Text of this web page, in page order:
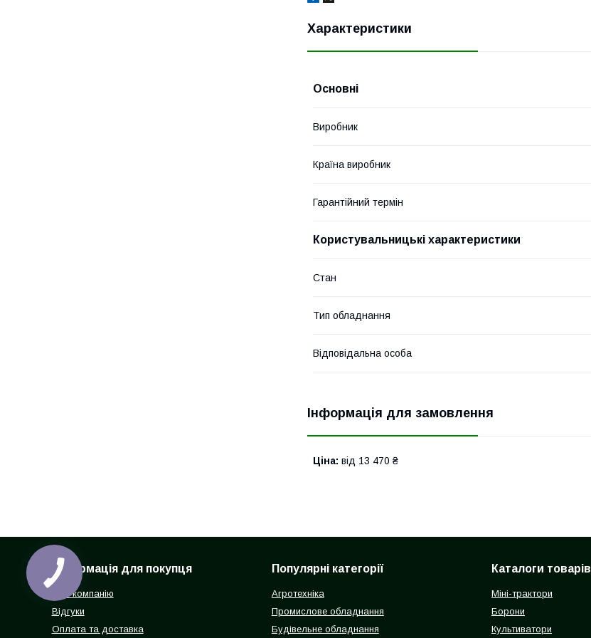
Характеристики
Основні
Виробник
Країна виробник
Гарантійний термін
Користувальницькі характеристики
Стан
Тип обладнання
Відповідальна особа
Інформація для замовлення
Ціна: від 13 470 ₴
Інформація для покупця
Про компанію
Відгуки
Оплата та доставка
Популярні категорії
Агротехніка
Промислове обладнання
Будівельне обладнання
Каталоги товарів
Міні-трактори
Борони
Культиватори